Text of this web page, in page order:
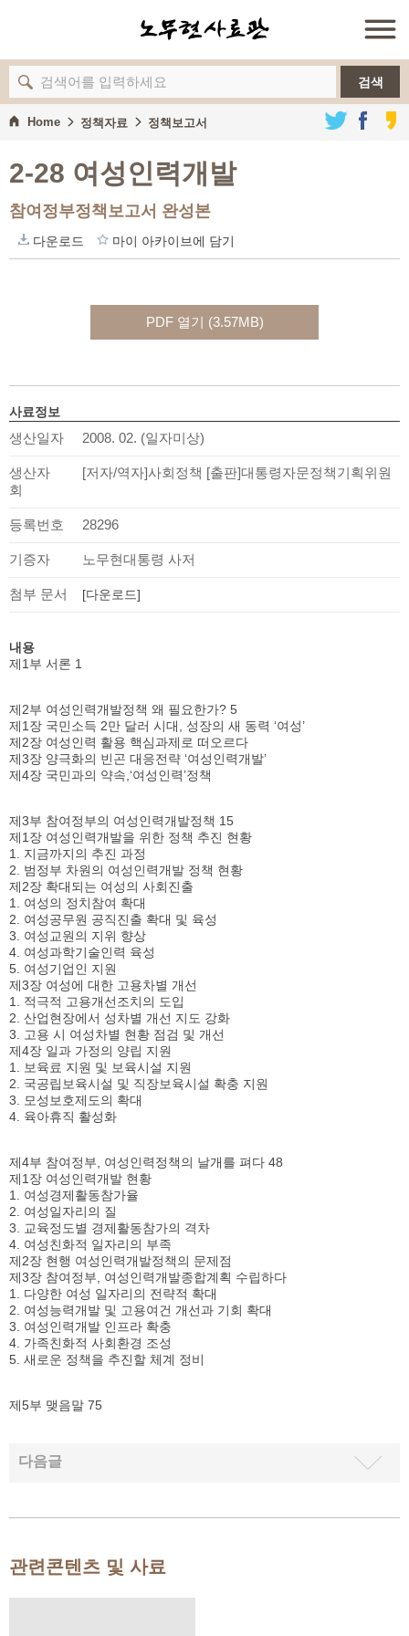
검색
Home 정책자료 정책보고서
2-28 여성인력개발
참여정부정책보고서 완성본
다운로드 마이 아카이브에 담기
PDF 열기 (3.57MB)
사료정보
생산일자 2008. 02. (일자미상)
생산자
[저자/역자]사회정책 [출판]대통령자문정책기획위원
회
등록번호 28296
기증자 노무현대통령 사저
첨부 문서 [다운로드]
내용
제1부 서론 1
제2부 여성인력개발정책 왜 필요한가? 5
제1장 국민소득 2만 달러 시대, 성장의 새 동력 ‘여성’
제2장 여성인력 활용 핵심과제로 떠오르다
제3장 양극화의 빈곤 대응전략 ‘여성인력개발’
제4장 국민과의 약속,‘여성인력’정책
제3부 참여정부의 여성인력개발정책 15
제1장 여성인력개발을 위한 정책 추진 현황
1. 지금까지의 추진 과정
2. 범정부 차원의 여성인력개발 정책 현황
제2장 확대되는 여성의 사회진출
1. 여성의 정치참여 확대
2. 여성공무원 공직진출 확대 및 육성
3. 여성교원의 지위 향상
4. 여성과학기술인력 육성
5. 여성기업인 지원
제3장 여성에 대한 고용차별 개선
1. 적극적 고용개선조치의 도입
2. 산업현장에서 성차별 개선 지도 강화
3. 고용 시 여성차별 현황 점검 및 개선
제4장 일과 가정의 양립 지원
1. 보육료 지원 및 보육시설 지원
2. 국공립보육시설 및 직장보육시설 확충 지원
3. 모성보호제도의 확대
4. 육아휴직 활성화
제4부 참여정부, 여성인력정책의 날개를 펴다 48
제1장 여성인력개발 현황
1. 여성경제활동참가율
2. 여성일자리의 질
3. 교육정도별 경제활동참가의 격차
4. 여성친화적 일자리의 부족
제2장 현행 여성인력개발정책의 문제점
제3장 참여정부, 여성인력개발종합계획 수립하다
1. 다양한 여성 일자리의 전략적 확대
2. 여성능력개발 및 고용여건 개선과 기회 확대
3. 여성인력개발 인프라 확충
4. 가족친화적 사회환경 조성
5. 새로운 정책을 추진할 체계 정비
제5부 맺음말 75
다음글
관련콘텐츠 및 사료